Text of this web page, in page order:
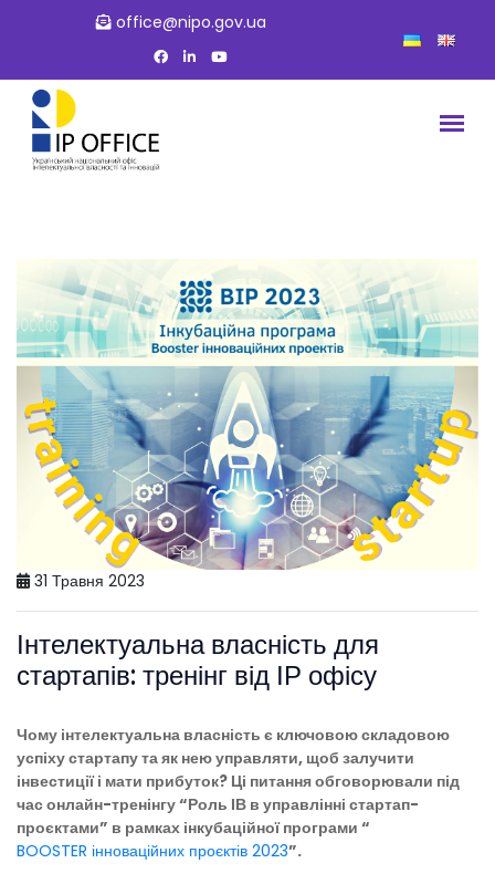
office@nipo.gov.ua
31 Травня 2023
Інтелектуальна власність для
стартапів: тренінг від ІР офісу
Чому інтелектуальна власність є ключовою складовою
успіху стартапу та як нею управляти, щоб залучити
інвестиції і мати прибуток? Ці питання обговорювали під
час онлайн-тренінгу “Роль ІВ в управлінні стартап-
проєктами” в рамках інкубаційної програми “
BOOSTER інноваційних проєктів 2023”.